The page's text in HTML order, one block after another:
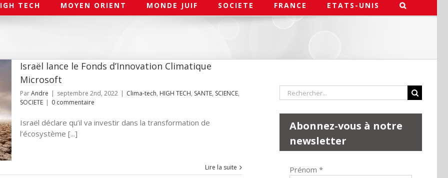
TECH MOYEN ORIENT MONDE JUIF SOCIETE FRANCE ETATS-UNIS
Israël lance le Fonds d’Innovation Climatique
Microsoft
ParAndre | septembre 2nd, 2022 | Clima-tech, HIGH TECH, SANTE, SCIENCE,
SOCIETE | 0 commentaire
Israël déclare qu’il va investir dans la transformation de
l’écosystème [...]
Lire la suite
Rechercher:
Abonnez-vous à notre
newsletter
Prénom *